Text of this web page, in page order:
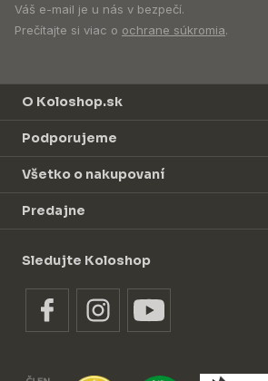
Váš e-mail je u nás v bezpečí.
Prečítajte si viac o ochrane súkromia.
O Koloshop.sk
Podporujeme
Všetko o nakupovaní
Predajne
Sledujte Koloshop